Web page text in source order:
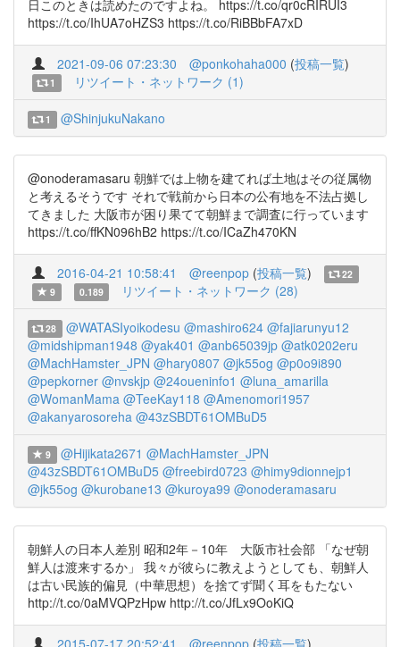
日このときは読めたのですよね。 https://t.co/qr0cRIRUI3
https://t.co/IhUA7oHZS3 https://t.co/RiBBbFA7xD
2021-09-06 07:23:30 @ponkohaha000 (投稿一覧)
1 リツイート・ネットワーク (1)
1 @ShinjukuNakano
@onoderamasaru 朝鮮では上物を建てれば土地はその従属物
と考えるそうです それで戦前から日本の公有地を不法占拠し
てきました 大阪市が困り果てて朝鮮まで調査に行っています
https://t.co/ffKN096hB2 https://t.co/ICaZh470KN
2016-04-21 10:58:41 @reenpop (投稿一覧)
22
9
0.189 リツイート・ネットワーク (28)
28 @WATASIyoikodesu @mashiro624 @fajiarunyu12
@midshipman1948 @yak401 @anb65039jp @atk0202eru
@MachHamster_JPN @hary0807 @jk55og @p0o9i890
@pepkorner @nvskjp @24oueninfo1 @luna_amarilla
@WomanMama @TeeKay118 @Amenomori1957
@akanyarosoreha @43zSBDT61OMBuD5
9 @Hijikata2671 @MachHamster_JPN
@43zSBDT61OMBuD5 @freebird0723 @himy9dionnejp1
@jk55og @kurobane13 @kuroya99 @onoderamasaru
朝鮮人の日本人差別 昭和2年－10年 大阪市社会部 「なぜ朝
鮮人は渡来するか」 我々が彼らに教えようとしても、朝鮮人
は古い民族的偏見（中華思想）を捨てず聞く耳をもたない
http://t.co/0aMVQPzHpw http://t.co/JfLx9OoKiQ
2015-07-17 20:52:41 @reenpop (投稿一覧)